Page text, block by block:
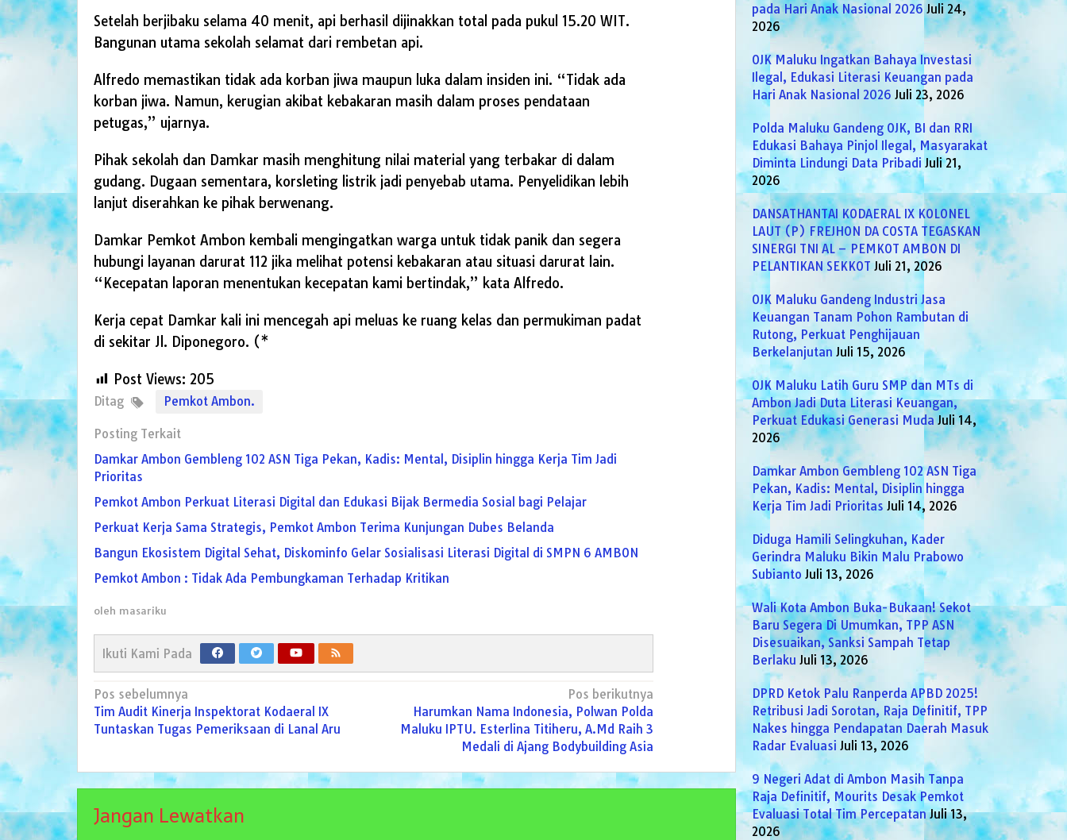
Setelah berjibaku selama 40 menit, api berhasil dijinakkan total pada pukul 15.20 WIT.
Bangunan utama sekolah selamat dari rembetan api.
Alfredo memastikan tidak ada korban jiwa maupun luka dalam insiden ini. “Tidak ada
korban jiwa. Namun, kerugian akibat kebakaran masih dalam proses pendataan
petugas,” ujarnya.
Pihak sekolah dan Damkar masih menghitung nilai material yang terbakar di dalam
gudang. Dugaan sementara, korsleting listrik jadi penyebab utama. Penyelidikan lebih
lanjut diserahkan ke pihak berwenang.
Damkar Pemkot Ambon kembali mengingatkan warga untuk tidak panik dan segera
hubungi layanan darurat 112 jika melihat potensi kebakaran atau situasi darurat lain.
“Kecepatan laporan menentukan kecepatan kami bertindak,” kata Alfredo.
Kerja cepat Damkar kali ini mencegah api meluas ke ruang kelas dan permukiman padat
di sekitar Jl. Diponegoro. (*
Post Views: 205
Ditag Pemkot Ambon.
Posting Terkait
Damkar Ambon Gembleng 102 ASN Tiga Pekan, Kadis: Mental, Disiplin hingga Kerja Tim Jadi
Prioritas
Pemkot Ambon Perkuat Literasi Digital dan Edukasi Bijak Bermedia Sosial bagi Pelajar
Perkuat Kerja Sama Strategis, Pemkot Ambon Terima Kunjungan Dubes Belanda
Bangun Ekosistem Digital Sehat, Diskominfo Gelar Sosialisasi Literasi Digital di SMPN 6 AMBON
Pemkot Ambon : Tidak Ada Pembungkaman Terhadap Kritikan
oleh masariku
Ikuti Kami Pada
Navigasi
pos
Pos sebelumnya
Tim Audit Kinerja Inspektorat Kodaeral IX
Tuntaskan Tugas Pemeriksaan di Lanal Aru
Pos berikutnya
Harumkan Nama Indonesia, Polwan Polda
Maluku IPTU. Esterlina Titiheru, A.Md Raih 3
Medali di Ajang Bodybuilding Asia
Jangan Lewatkan
pada Hari Anak Nasional 2026 Juli 24,
2026
OJK Maluku Ingatkan Bahaya Investasi
Ilegal, Edukasi Literasi Keuangan pada
Hari Anak Nasional 2026 Juli 23, 2026
Polda Maluku Gandeng OJK, BI dan RRI
Edukasi Bahaya Pinjol Ilegal, Masyarakat
Diminta Lindungi Data Pribadi Juli 21,
2026
DANSATHANTAI KODAERAL IX KOLONEL
LAUT (P) FREJHON DA COSTA TEGASKAN
SINERGI TNI AL – PEMKOT AMBON DI
PELANTIKAN SEKKOT Juli 21, 2026
OJK Maluku Gandeng Industri Jasa
Keuangan Tanam Pohon Rambutan di
Rutong, Perkuat Penghijauan
Berkelanjutan Juli 15, 2026
OJK Maluku Latih Guru SMP dan MTs di
Ambon Jadi Duta Literasi Keuangan,
Perkuat Edukasi Generasi Muda Juli 14,
2026
Damkar Ambon Gembleng 102 ASN Tiga
Pekan, Kadis: Mental, Disiplin hingga
Kerja Tim Jadi Prioritas Juli 14, 2026
Diduga Hamili Selingkuhan, Kader
Gerindra Maluku Bikin Malu Prabowo
Subianto Juli 13, 2026
Wali Kota Ambon Buka-Bukaan! Sekot
Baru Segera Di Umumkan, TPP ASN
Disesuaikan, Sanksi Sampah Tetap
Berlaku Juli 13, 2026
DPRD Ketok Palu Ranperda APBD 2025!
Retribusi Jadi Sorotan, Raja Definitif, TPP
Nakes hingga Pendapatan Daerah Masuk
Radar Evaluasi Juli 13, 2026
9 Negeri Adat di Ambon Masih Tanpa
Raja Definitif, Mourits Desak Pemkot
Evaluasi Total Tim Percepatan Juli 13,
2026